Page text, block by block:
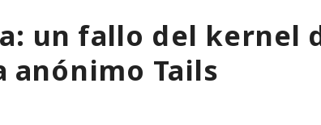
un fallo del kernel
anónimo Tails